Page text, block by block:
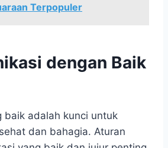
Terpopuler
dengan Baik
baik adalah kunci untuk
dan bahagia. Aturan